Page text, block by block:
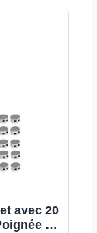
avec 20
en